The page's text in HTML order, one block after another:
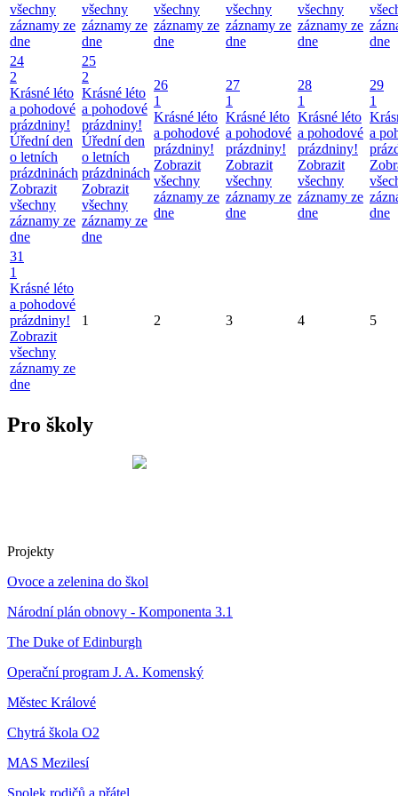
všechny
záznamy ze
dne
všechny
záznamy ze
dne
všechny
záznamy ze
dne
všechny
záznamy ze
dne
všechny
záznamy ze
dne
dne
24
2
Krásné léto
a pohodové
prázdniny!
Úřední den
o letních
prázdninách
Zobrazit
všechny
záznamy ze
dne
25
2
Krásné léto
a pohodové
prázdniny!
Úřední den
o letních
prázdninách
Zobrazit
všechny
záznamy ze
dne
26
1
Krásné léto
a pohodové
prázdniny!
Zobrazit
všechny
záznamy ze
dne
27
1
Krásné léto
a pohodové
prázdniny!
Zobrazit
všechny
záznamy ze
dne
28
1
Krásné léto
a pohodové
prázdniny!
Zobrazit
všechny
záznamy ze
dne
29
1
a
dne
31
1
Krásné léto
a pohodové
prázdniny!
Zobrazit
všechny
záznamy ze
dne
1 2 3 4 5
Pro školy
Projekty
Ovoce a zelenina do škol
Národní plán obnovy - Komponenta 3.1
The Duke of Edinburgh
Operační program J. A. Komenský
Městec Králové
Chytrá škola O2
MAS Mezilesí